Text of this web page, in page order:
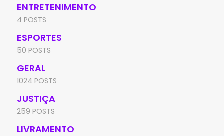
ENTRETENIMENTO
4 POSTS
ESPORTES
50 POSTS
GERAL
1024 POSTS
JUSTIÇA
259 POSTS
LIVRAMENTO